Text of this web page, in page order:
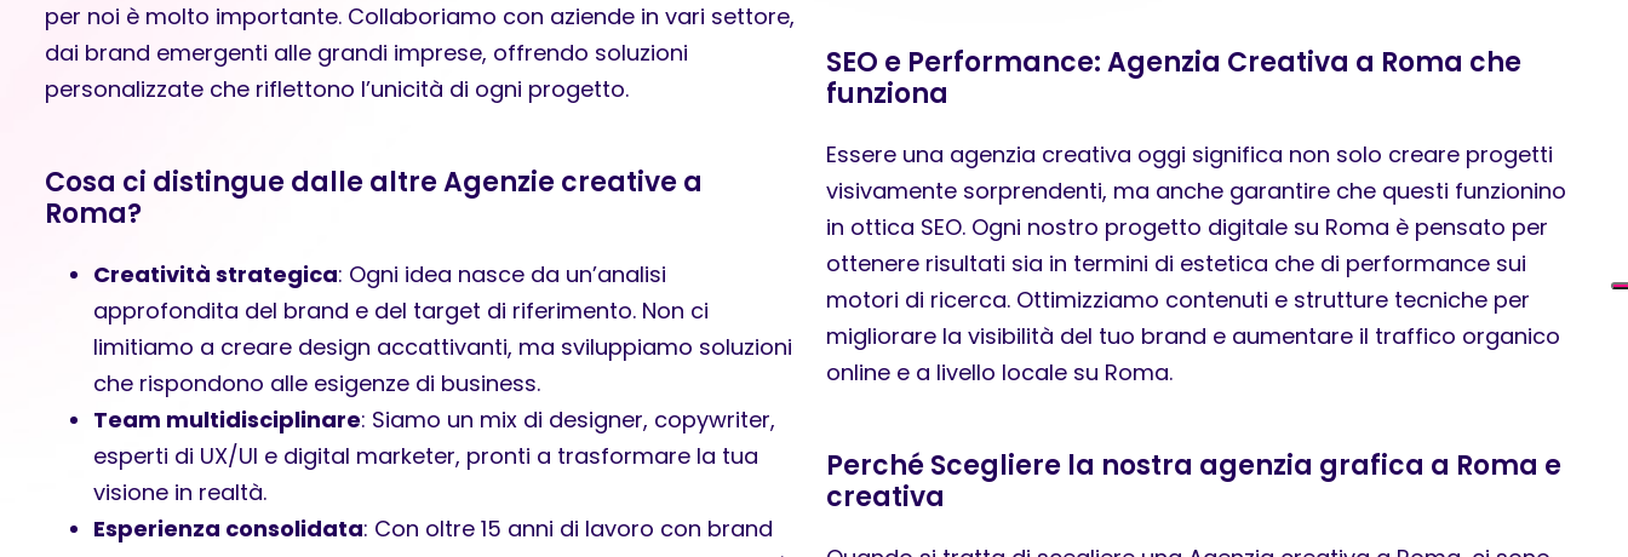
per noi è molto importante. Collaboriamo con aziende in vari settore,
dai brand emergenti alle grandi imprese, offrendo soluzioni
personalizzate che riflettono l’unicità di ogni progetto.
Cosa ci distingue dalle altre Agenzie creative a
Roma?
Creatività strategica: Ogni idea nasce da un’analisi
approfondita del brand e del target di riferimento. Non ci
limitiamo a creare design accattivanti, ma sviluppiamo soluzioni
che rispondono alle esigenze di business.
Team multidisciplinare: Siamo un mix di designer, copywriter,
esperti di UX/UI e digital marketer, pronti a trasformare la tua
visione in realtà.
Esperienza consolidata: Con oltre 15 anni di lavoro con brand
SEO e Performance: Agenzia Creativa a Roma che
funziona
Essere una agenzia creativa oggi significa non solo creare progetti
visivamente sorprendenti, ma anche garantire che questi funzionino
in ottica SEO. Ogni nostro progetto digitale su Roma è pensato per
ottenere risultati sia in termini di estetica che di performance sui
motori di ricerca. Ottimizziamo contenuti e strutture tecniche per
migliorare la visibilità del tuo brand e aumentare il traffico organico
online e a livello locale su Roma.
Perché Scegliere la nostra agenzia grafica a Roma e
creativa